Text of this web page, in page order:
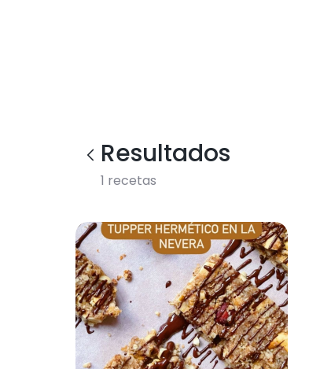
Resultados
1 recetas